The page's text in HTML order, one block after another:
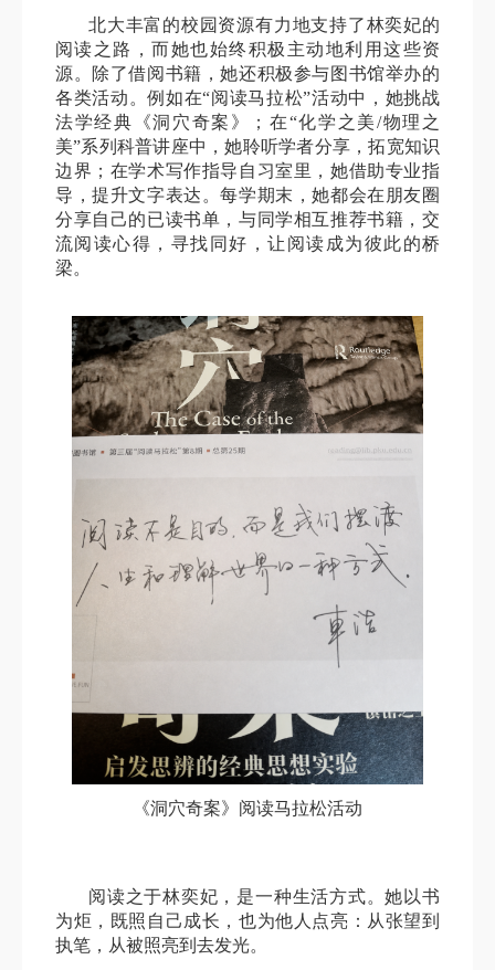
北大丰富的校园资源有力地支持了林奕妃的
阅读之路，而她也始终积极主动地利用这些资
源。除了借阅书籍，她还积极参与图书馆举办的
各类活动。例如在“阅读马拉松”活动中，她挑战
法学经典《洞穴奇案》；在“化学之美/物理之
美”系列科普讲座中，她聆听学者分享，拓宽知识
边界；在学术写作指导自习室里，她借助专业指
导，提升文字表达。每学期末，她都会在朋友圈
分享自己的已读书单，与同学相互推荐书籍，交
流阅读心得，寻找同好，让阅读成为彼此的桥
梁。
《洞穴奇案》阅读马拉松活动
阅读之于林奕妃，是一种生活方式。她以书
为炬，既照自己成长，也为他人点亮：从张望到
执笔，从被照亮到去发光。